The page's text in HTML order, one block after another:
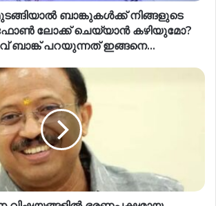
ബാങ്കുകൾക്ക് നിങ്ങളുടെ
ലോക്ക് ചെയ്യാൻ കഴിയുമോ?
ബാങ്ക് പറയുന്നത് ഇങ്ങനെ…